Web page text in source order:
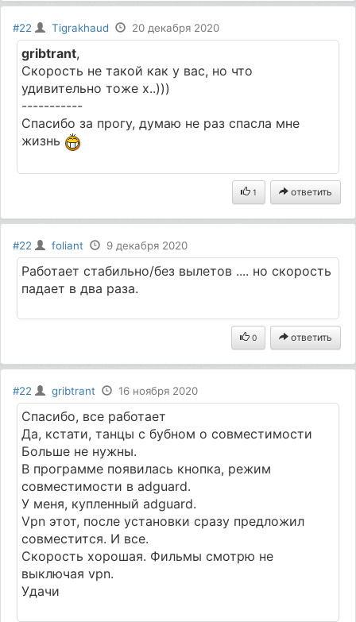
#22 Tigrakhaud 20 декабря 2020
gribtrant,
Скорость не такой как у вас, но что
удивительно тоже х..)))
-----------
Спасибо за прогу, думаю не раз спасла мне
жизнь
1 ответить
#22 foliant 9 декабря 2020
Работает стабильно/без вылетов .... но скорость
падает в два раза.
0 ответить
#22 gribtrant 16 ноября 2020
Спасибо, все работает
Да, кстати, танцы с бубном о совместимости
Больше не нужны.
В программе появилась кнопка, режим
совместимости в adguard.
У меня, купленный adguard.
Vpn этот, после установки сразу предложил
совместится. И все.
Скорость хорошая. Фильмы смотрю не
выключая vpn.
Удачи